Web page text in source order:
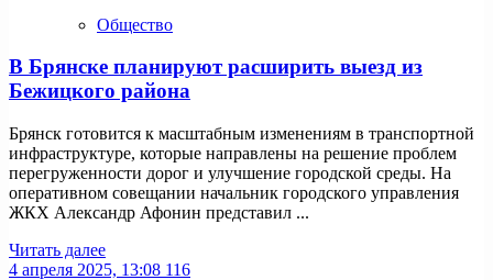
Общество
В Брянске планируют расширить выезд из
Бежицкого района
Брянск готовится к масштабным изменениям в транспортной
инфраструктуре, которые направлены на решение проблем
перегруженности дорог и улучшение городской среды. На
оперативном совещании начальник городского управления
ЖКХ Александр Афонин представил ...
Читать далее
4 апреля 2025, 13:08 116